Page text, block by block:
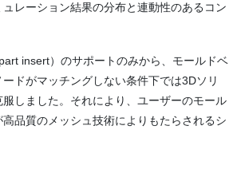
レーション結果の分布と連動性のあるコン
insert）のサポートのみから、モールドベ
ドがマッチングしない条件下では3Dソリ
しました。それにより、ユーザーのモール
品質のメッシュ技術によりもたらされるシ